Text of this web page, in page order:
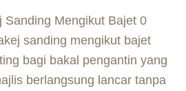
Sanding Mengikut Bajet 0
sanding mengikut bajet
bagi bakal pengantin yang
berlangsung lancar tanpa